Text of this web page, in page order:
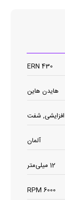
ERN 430
هایدن هاین
افزایشی, شفت
آلمان
12 میلی‌متر
6000 RPM